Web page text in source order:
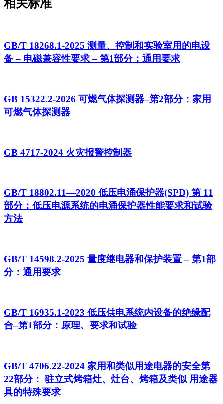
相关标准
GB/T 18268.1-2025 测量、控制和实验室用的电设
备 – 电磁兼容性要求 – 第1部分：通用要求
GB 15322.2-2026 可燃气体探测器–第2部分：家用
可燃气体探测器
GB 4717-2024 火灾报警控制器
GB/T 18802.11—2020 低压电涌保护器(SPD) 第 11
部分：低压电源系统的电涌保护器性能要求和试验
方法
GB/T 14598.2-2025 量度继电器和保护装置 – 第1部
分：通用要求
GB/T 16935.1-2023 低压供电系统内设备的绝缘配
合–第1部分：原理、要求和试验
GB/T 4706.22-2024 家用和类似用途电器的安全第
22部分： 驻立式烤箱灶、灶台、烤箱及类似 用途器
具的特殊要求